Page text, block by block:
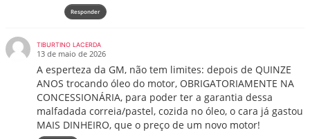
Responder
TIBURTINO LACERDA
13 de maio de 2026
A esperteza da GM, não tem limites: depois de QUINZE
ANOS trocando óleo do motor, OBRIGATORIAMENTE NA
CONCESSIONÁRIA, para poder ter a garantia dessa
malfadada correia/pastel, cozida no óleo, o cara já gastou
MAIS DINHEIRO, que o preço de um novo motor!